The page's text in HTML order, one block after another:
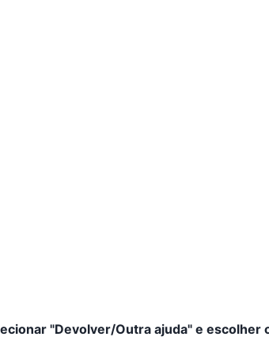
"Devolver/Outra ajuda" e escolher